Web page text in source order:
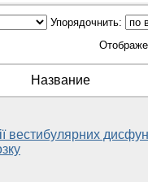
Упорядочнить:
Название
вестибулярних